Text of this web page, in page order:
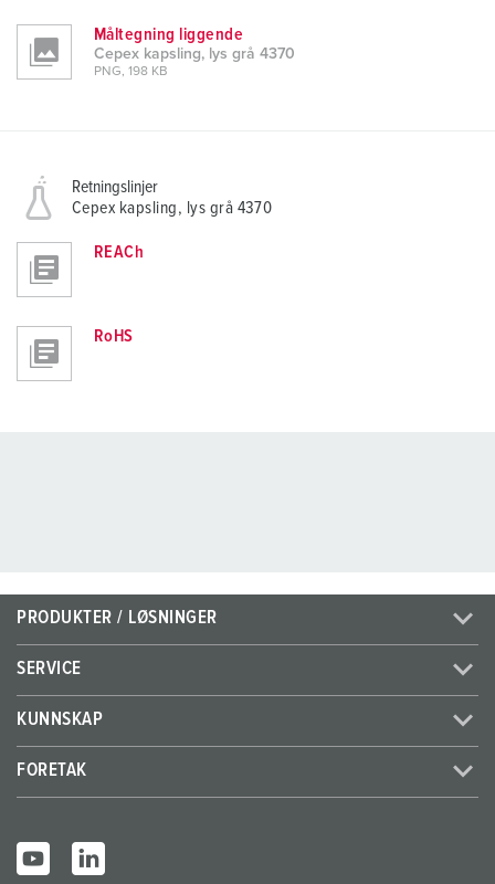
Måltegning liggende
Cepex kapsling, lys grå 4370
PNG, 198 KB
Retningslinjer
Cepex kapsling, lys grå 4370
REACh
RoHS
PRODUKTER / LØSNINGER
SERVICE
KUNNSKAP
FORETAK